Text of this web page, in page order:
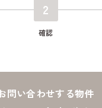
2
確認
問い合わせする物件